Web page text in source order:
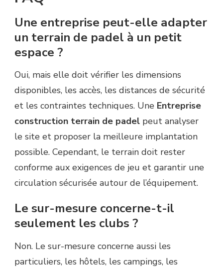
Une entreprise peut-elle adapter
un terrain de padel à un petit
espace ?
Oui, mais elle doit vérifier les dimensions
disponibles, les accès, les distances de sécurité
et les contraintes techniques. Une Entreprise
construction terrain de padel peut analyser
le site et proposer la meilleure implantation
possible. Cependant, le terrain doit rester
conforme aux exigences de jeu et garantir une
circulation sécurisée autour de l’équipement.
Le sur-mesure concerne-t-il
seulement les clubs ?
Non. Le sur-mesure concerne aussi les
particuliers, les hôtels, les campings, les